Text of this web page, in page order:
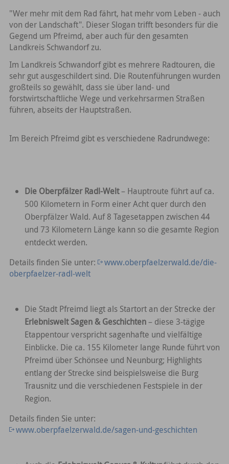
"Wer mehr mit dem Rad fährt, hat mehr vom Leben - auch
von der Landschaft". Dieser Slogan trifft besonders für die
Gegend um Pfreimd, aber auch für den gesamten
Landkreis Schwandorf zu.
Im Landkreis Schwandorf gibt es mehrere Radtouren, die
sehr gut ausgeschildert sind. Die Routenführungen wurden
großteils so gewählt, dass sie über land- und
forstwirtschaftliche Wege und verkehrsarmen Straßen
führen, abseits der Hauptstraßen.
Im Bereich Pfreimd gibt es verschiedene Radrundwege:
Die Oberpfälzer Radl-Welt– Hauptroute führt auf ca.
500 Kilometern in Form einer Acht quer durch den
Oberpfälzer Wald. Auf 8 Tagesetappen zwischen 44
und 73 Kilometern Länge kann so die gesamte Region
entdeckt werden.
Details finden Sie unter:
www.oberpfaelzerwald.de/die-
oberpfaelzer-radl-welt
Die Stadt Pfreimd liegt als Startort an der Strecke der
Erlebniswelt Sagen & Geschichten– diese 3-tägige
Etappentour verspricht sagenhafte und vielfältige
Einblicke. Die ca. 155 Kilometer lange Runde führt von
Pfreimd über Schönsee und Neunburg; Highlights
entlang der Strecke sind beispielsweise die Burg
Trausnitz und die verschiedenen Festspiele in der
Region.
Details finden Sie unter:
www.oberpfaelzerwald.de/sagen-und-geschichten